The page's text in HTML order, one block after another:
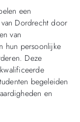
een
Dordrecht door
van
hun persoonlijke
Deze
begeleiden
en